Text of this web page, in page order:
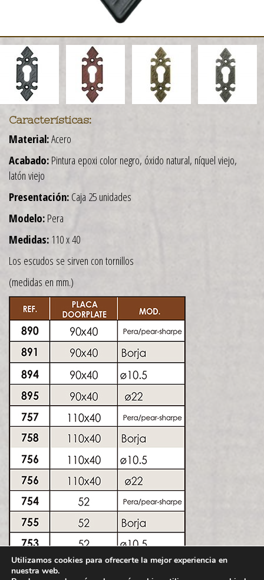
Características:
Material:Acero
Acabado: Pintura epoxi color negro, óxido natural, níquel viejo,
latón viejo
Presentación: Caja 25 unidades
Modelo: Pera
Medidas: 110 x 40
Los escudos se sirven con tornillos
(medidas en mm.)
Utilizamos cookies para ofrecerte la mejor experiencia en
nuestra web.